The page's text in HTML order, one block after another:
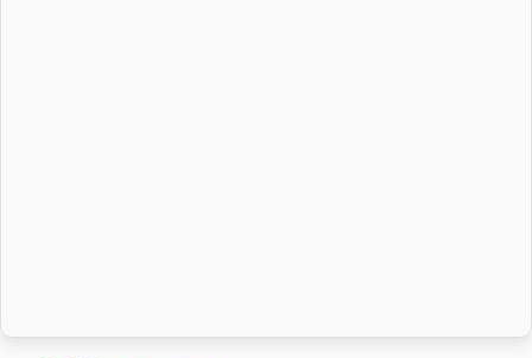
გადაცემათა კოლოფის ზეთი( კარობკის ზეთი)